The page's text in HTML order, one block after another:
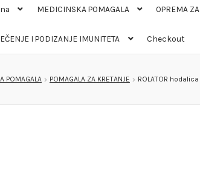
MEDICINSKA POMAGALA OPREMA
I PODIZANJE IMUNITETA Checkout
POMAGALA POMAGALA ZA KRETANJE ROLATOR